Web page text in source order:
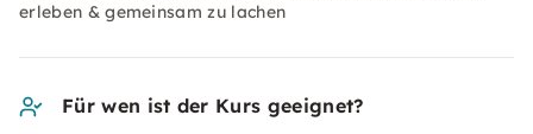
erleben & gemeinsam zu lachen
Für wen ist der Kurs geeignet?